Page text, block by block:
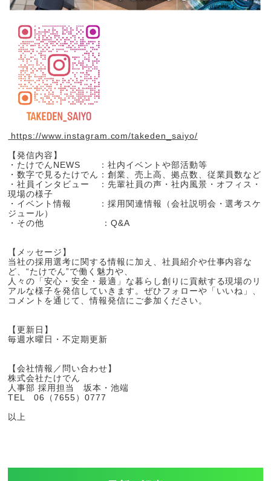
https://www.instagram.com/takeden_saiyo/
【発信内容】
・たけでんNEWS ：社内イベントや部活動等
・数字で見るたけでん：創業、売上高、拠点数、従業員数など
・社員インタビュー ：先輩社員の声・社内風景・オフィス・
現場の様子
・イベント情報 ：採用関連情報（会社説明会・選考スケ
ジュール）
・その他 ：Q&A
【メッセージ】
当社の採用選考に関する情報に加え、社員紹介や仕事内容な
ど、“たけでん”で働く魅力や、
人々の「安心・安全・最適」な暮らし創りに貢献する現場のリ
アルな様子を発信していきます。ぜひフォローや「いいね」、
コメントを通じて、情報発信にご参加ください。
【更新日】
毎週水曜日・不定期更新
【会社情報／問い合わせ】
株式会社たけでん
人事部 採用担当 坂本・池端
TEL 06（7655）0777
以上